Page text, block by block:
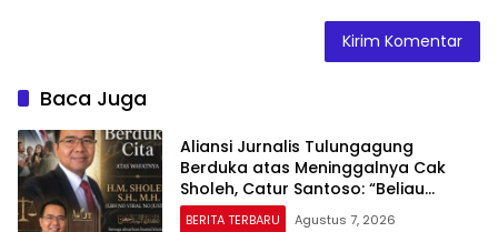
Baca Juga
Aliansi Jurnalis Tulungagung
Berduka atas Meninggalnya Cak
Sholeh, Catur Santoso: “Beliau
Pejuang Keadilan yang Vokal”
BERITA TERBARU Agustus 7, 2026